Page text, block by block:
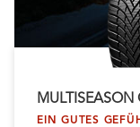
MULTISEASON
EIN GUTES